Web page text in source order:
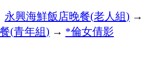
永興海鮮飯店晚餐(老人組) →
(青年組) → *倫女倩影